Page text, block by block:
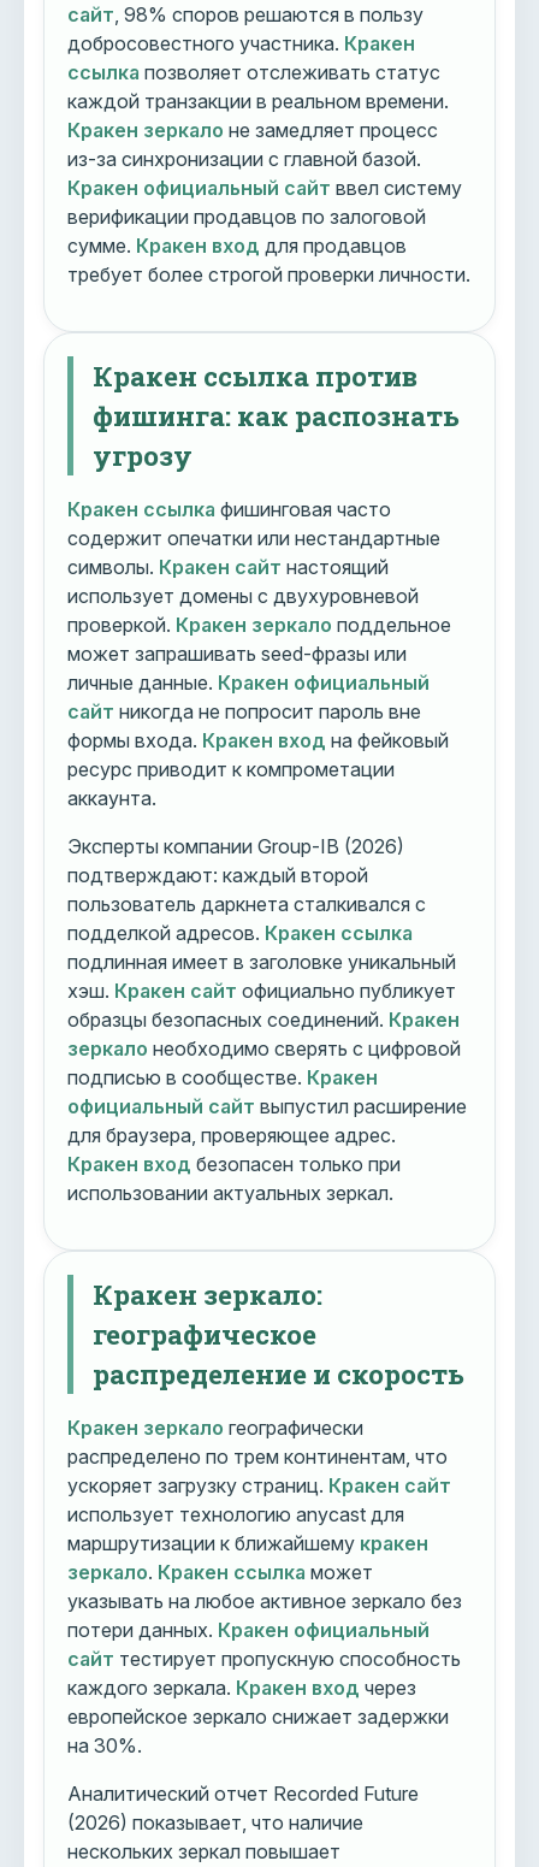
сайт , 98% споров решаются в пользу
добросовестного участника. Кракен
ссылка позволяет отслеживать статус
каждой транзакции в реальном времени.
Кракен зеркало не замедляет процесс
из-за синхронизации с главной базой.
Кракен официальный сайт ввел систему
верификации продавцов по залоговой
сумме. Кракен вход для продавцов
требует более строгой проверки личности.
Кракен ссылка против
фишинга: как распознать
угрозу
Кракен ссылка фишинговая часто
содержит опечатки или нестандартные
символы. Кракен сайт настоящий
использует домены с двухуровневой
проверкой. Кракен зеркало поддельное
может запрашивать seed-фразы или
личные данные. Кракен официальный
сайт никогда не попросит пароль вне
формы входа. Кракен вход на фейковый
ресурс приводит к компрометации
аккаунта.
Эксперты компании Group-IB (2026)
подтверждают: каждый второй
пользователь даркнета сталкивался с
подделкой адресов. Кракен ссылка
подлинная имеет в заголовке уникальный
хэш. Кракен сайт официально публикует
образцы безопасных соединений. Кракен
зеркало необходимо сверять с цифровой
подписью в сообществе. Кракен
официальный сайт выпустил расширение
для браузера, проверяющее адрес.
Кракен вход безопасен только при
использовании актуальных зеркал.
Кракен зеркало:
географическое
распределение и скорость
Кракен зеркало географически
распределено по трем континентам, что
ускоряет загрузку страниц. Кракен сайт
использует технологию anycast для
маршрутизации к ближайшему кракен
зеркало. Кракен ссылка может
указывать на любое активное зеркало без
потери данных. Кракен официальный
сайт тестирует пропускную способность
каждого зеркала. Кракен вход через
европейское зеркало снижает задержки
на 30%.
Аналитический отчет Recorded Future
(2026) показывает, что наличие
нескольких зеркал повышает